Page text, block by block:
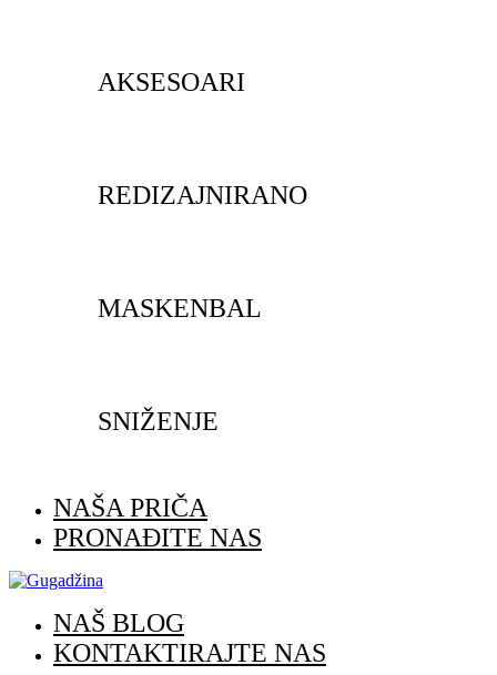
AKSESOARI
REDIZAJNIRANO
MASKENBAL
SNIŽENJE
NAŠA PRIČA
PRONAĐITE NAS
NAŠ BLOG
KONTAKTIRAJTE NAS